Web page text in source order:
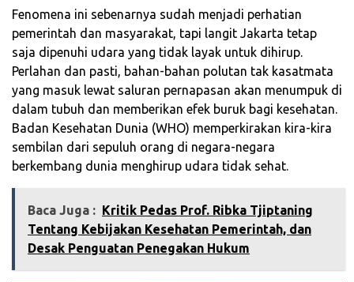
Fenomena ini sebenarnya sudah menjadi perhatian
pemerintah dan masyarakat, tapi langit Jakarta tetap
saja dipenuhi udara yang tidak layak untuk dihirup.
Perlahan dan pasti, bahan-bahan polutan tak kasatmata
yang masuk lewat saluran pernapasan akan menumpuk di
dalam tubuh dan memberikan efek buruk bagi kesehatan.
Badan Kesehatan Dunia (WHO) memperkirakan kira-kira
sembilan dari sepuluh orang di negara-negara
berkembang dunia menghirup udara tidak sehat.
Baca Juga : Kritik Pedas Prof. Ribka Tjiptaning
Tentang Kebijakan Kesehatan Pemerintah, dan
Desak Penguatan Penegakan Hukum